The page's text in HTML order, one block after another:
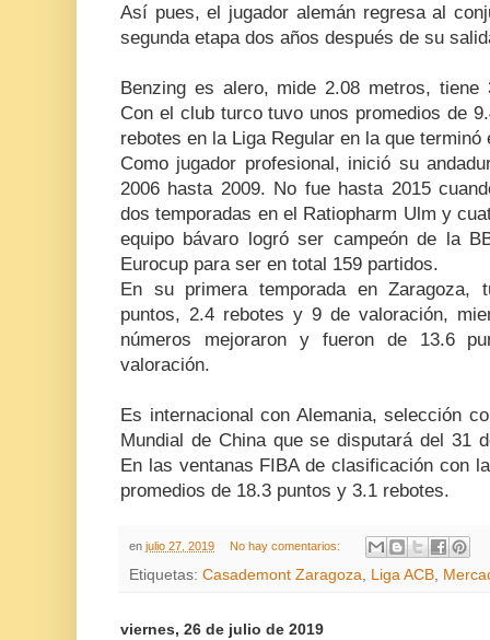
Así pues, el jugador alemán regresa al
segunda etapa dos años después de su
Benzing es alero, mide 2.08 metros,
Con el club turco tuvo unos promedios de
rebotes en la Liga Regular en la que
Como jugador profesional, inició su
2006 hasta 2009. No fue hasta 2015
dos temporadas en el Ratiopharm Ulm y
equipo bávaro logró ser campeón de la
Eurocup para ser en total 159 partidos.
En su primera temporada en Zaragoza,
puntos, 2.4 rebotes y 9 de valoración,
números mejoraron y fueron de 13.6
valoración.
Es internacional con Alemania, selección
Mundial de China que se disputará del 31
En las ventanas FIBA de clasificación con
promedios de 18.3 puntos y 3.1 rebotes.
en julio 27, 2019 No hay comentarios:
Etiquetas: Casademont Zaragoza, Liga ACB,
viernes, 26 de julio de 2019